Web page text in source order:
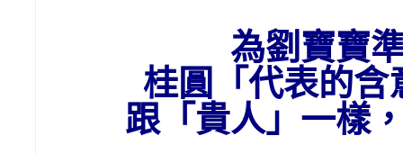
為劉 寶寶
桂圓「代表的含
跟「貴人」一樣